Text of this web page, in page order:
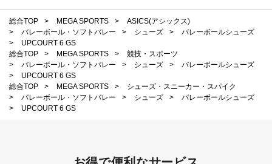
総合TOP > MEGA SPORTS >
ASICS(アシックス)
>
バレーボール・ソフトバレー > シューズ >
バレーボールシューズ
>
UPCOURT 6 GS
総合TOP
> MEGA SPORTS >
競技・スポーツ
>
バレーボール・ソフトバレー > シューズ >
バレーボールシューズ
>
UPCOURT 6 GS
総合TOP
> MEGA SPORTS >
シューズ・スニーカー・スパイク
>
バレーボール・ソフトバレー > シューズ >
バレーボールシューズ
>
UPCOURT 6 GS